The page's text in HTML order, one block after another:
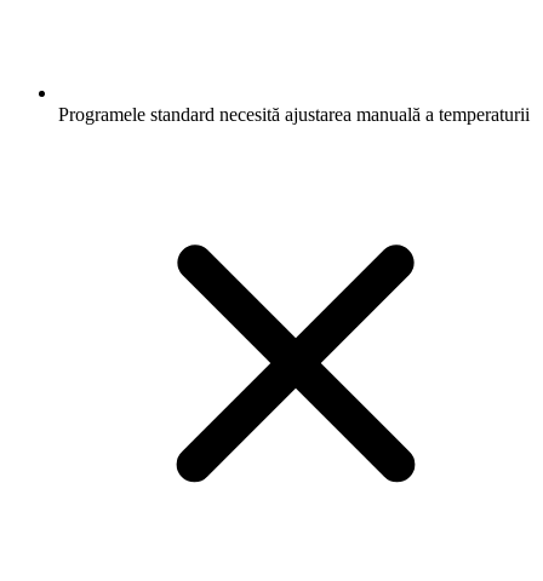
Programele standard necesită ajustarea manuală a temperaturii